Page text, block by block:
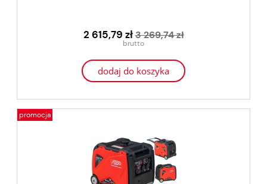
2 615,79 zł3 269,74 zł
dodaj do koszyka
promocja